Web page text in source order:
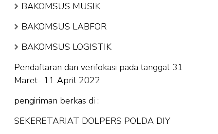
BAKOMSUS MUSIK
BAKOMSUS LABFOR
BAKOMSUS LOGISTIK
Pendaftaran dan verifokasi pada tanggal 31
Maret- 11 April 2022
pengiriman berkas di :
SEKERETARIAT DOLPERS POLDA DIY